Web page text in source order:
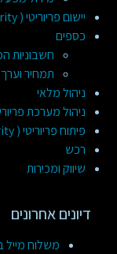
יישום פריוריטי ( Priority )
כספים
חשבוניות
תמחיר
ניהול מלאי
ניהול מערכת
פיתוח פריוריטי ( Priority )
רכש
שיווק ומכירות
דיונים אחרונים
משלוח